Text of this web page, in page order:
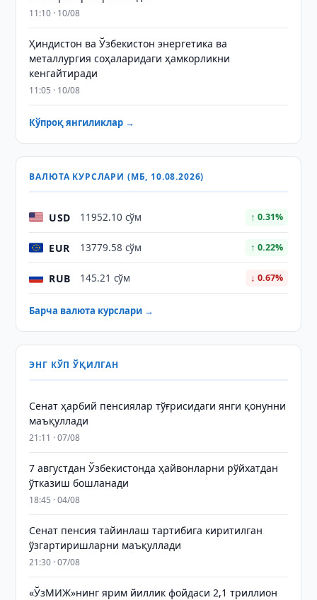
11:10 · 10/08
Ҳиндистон ва Ўзбекистон энергетика ва
металлургия соҳаларидаги ҳамкорликни
кенгайтиради
11:05 · 10/08
Кўпроқ янгиликлар →
ВАЛЮТА КУРСЛАРИ (МБ, 10.08.2026)
USD 11952.10 сўм ↑ 0.31%
EUR 13779.58 сўм ↑ 0.22%
RUB 145.21 сўм ↓ 0.67%
Барча валюта курслари →
ЭНГ КЎП ЎҚИЛГАН
Сенат ҳарбий пенсиялар тўғрисидаги янги қонунни
маъқуллади
21:11 · 07/08
7 августдан Ўзбекистонда ҳайвонларни рўйхатдан
ўтказиш бошланади
18:45 · 04/08
Сенат пенсия тайинлаш тартибига киритилган
ўзгартиришларни маъқуллади
21:30 · 07/08
«ЎзМИЖ»нинг ярим йиллик фойдаси 2,1 триллион